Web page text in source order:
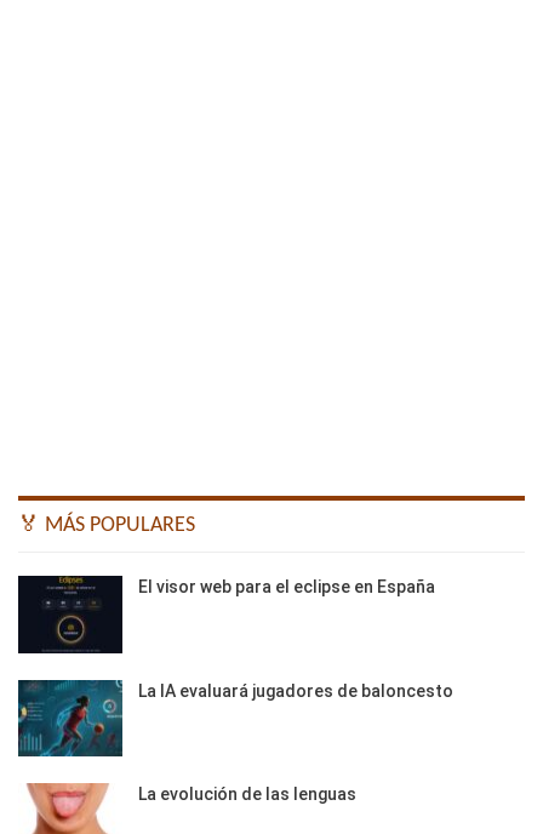
🏅 MÁS POPULARES
El visor web para el eclipse en España
La IA evaluará jugadores de baloncesto
La evolución de las lenguas